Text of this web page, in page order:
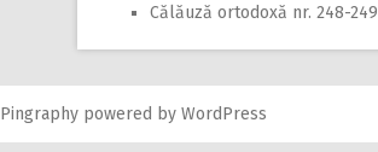
Călăuză ortodoxă nr. 248-249
Pingraphy powered by WordPress